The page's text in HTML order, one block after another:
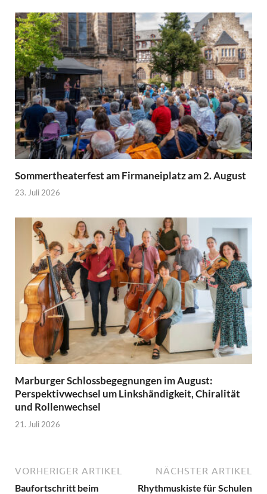
Sommertheaterfest am Firmaneiplatz am 2. August
23. Juli 2026
Marburger Schlossbegegnungen im August:
Perspektivwechsel um Linkshändigkeit, Chiralität
und Rollenwechsel
21. Juli 2026
VORHERIGER ARTIKEL
Baufortschritt beim
NÄCHSTER ARTIKEL
Rhythmuskiste für Schulen